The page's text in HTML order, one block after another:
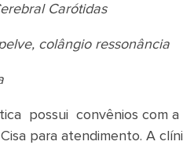
Carótidas
colângio ressonância
possui convênios com
para atendimento. A